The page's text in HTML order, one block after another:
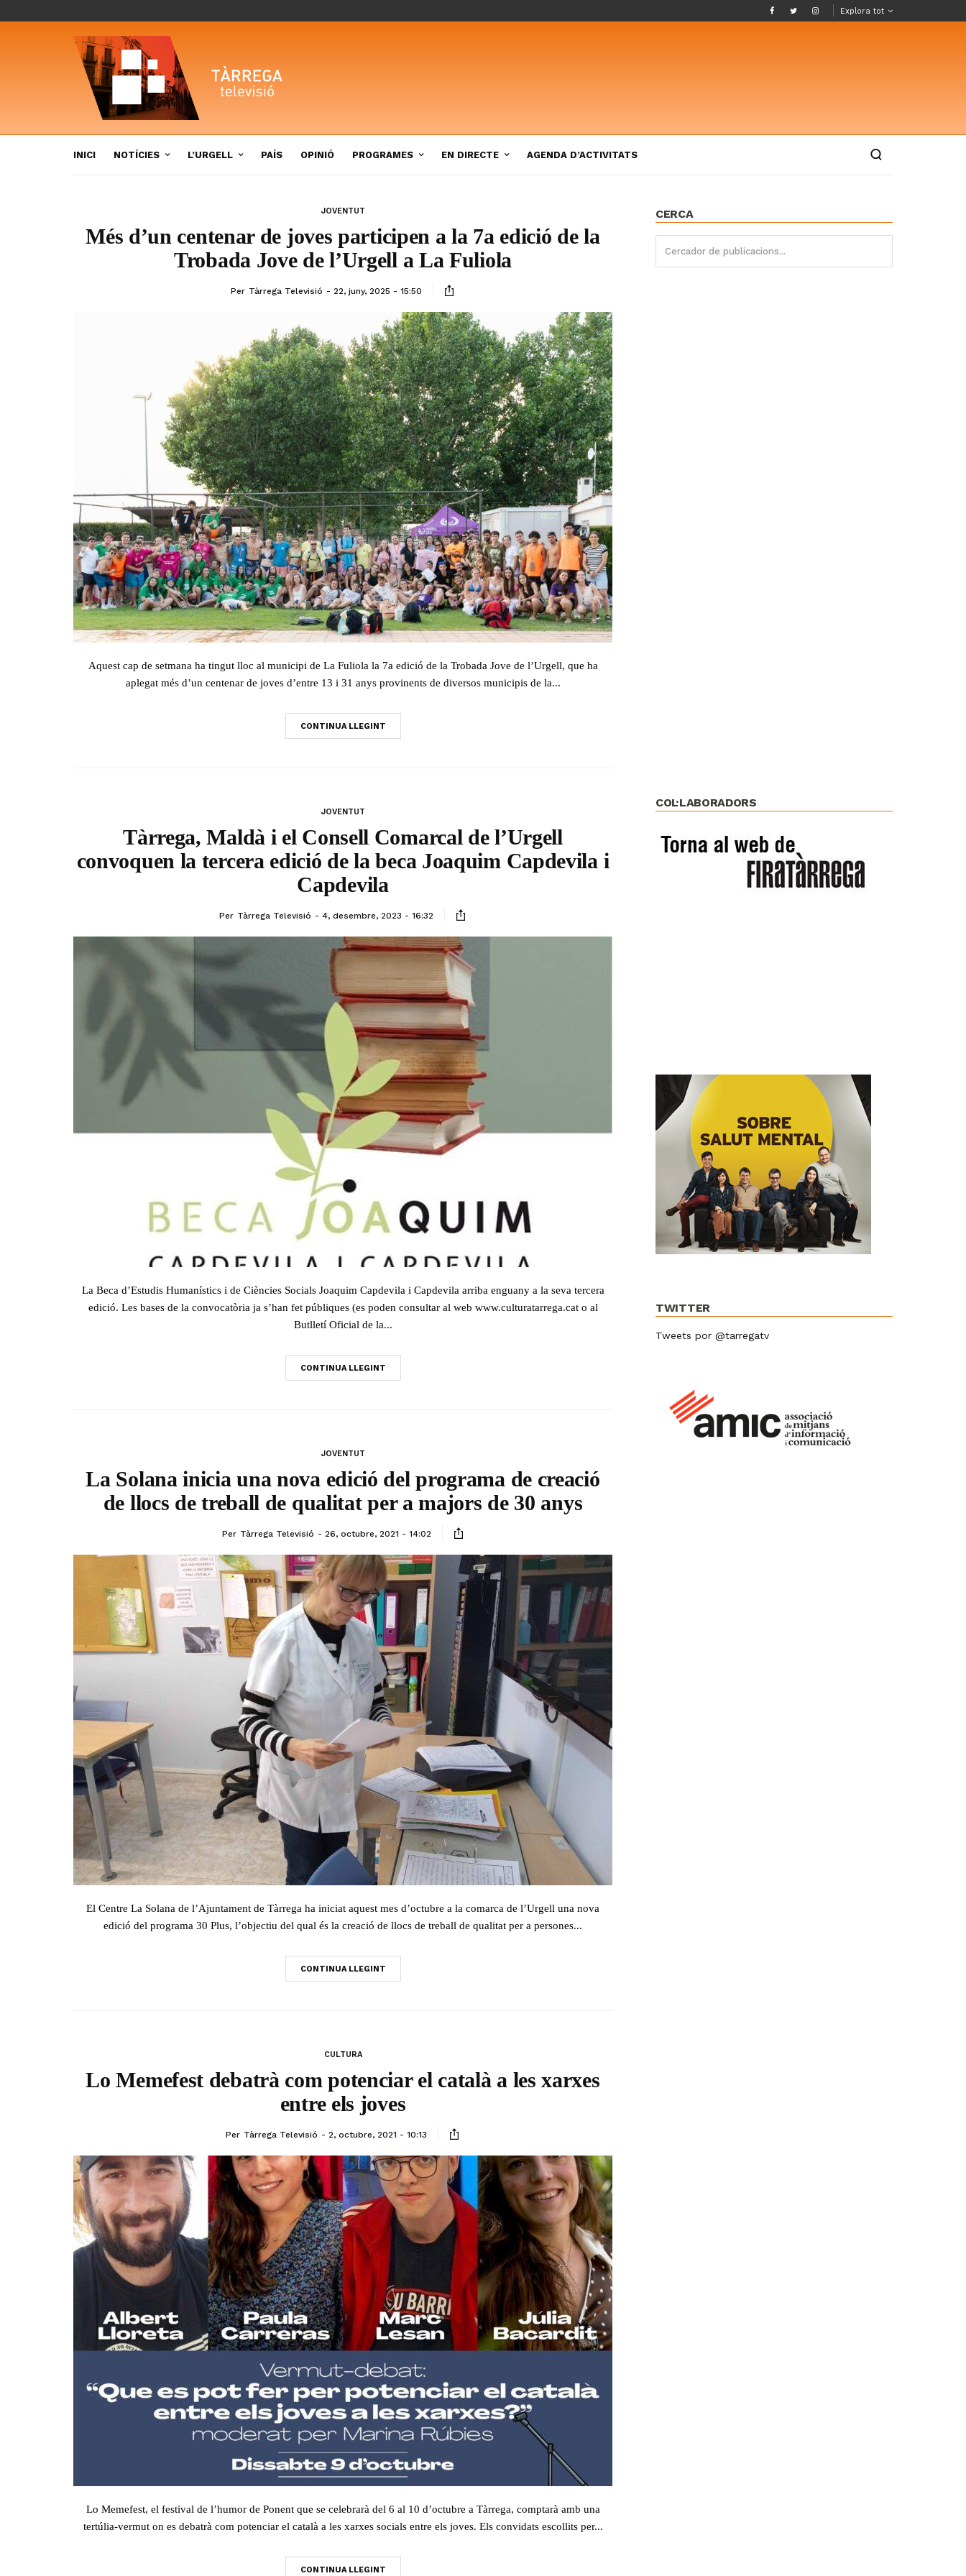
Explora tot
INICI NOTÍCIES L’URGELL PAÍS OPINIÓ PROGRAMES EN DIRECTE AGENDA D’ACTIVITATS
JOVENTUT
Més d’un centenar de joves participen a la 7a edició de la
Trobada Jove de l’Urgell a La Fuliola
Per Tàrrega Televisió 22, juny, 2025 - 15:50
Aquest cap de setmana ha tingut lloc al municipi de La Fuliola la 7a edició de la Trobada Jove de l’Urgell, que ha
aplegat més d’un centenar de joves d’entre 13 i 31 anys provinents de diversos municipis de la...
CONTINUA LLEGINT
JOVENTUT
Tàrrega, Maldà i el Consell Comarcal de l’Urgell
convoquen la tercera edició de la beca Joaquim Capdevila i
Capdevila
Per Tàrrega Televisió 4, desembre, 2023 - 16:32
La Beca d’Estudis Humanístics i de Ciències Socials Joaquim Capdevila i Capdevila arriba enguany a la seva tercera
edició. Les bases de la convocatòria ja s’han fet públiques (es poden consultar al web www.culturatarrega.cat o al
Butlletí Oficial de la...
CONTINUA LLEGINT
JOVENTUT
La Solana inicia una nova edició del programa de creació
de llocs de treball de qualitat per a majors de 30 anys
Per Tàrrega Televisió 26, octubre, 2021 - 14:02
El Centre La Solana de l’Ajuntament de Tàrrega ha iniciat aquest mes d’octubre a la comarca de l’Urgell una nova
edició del programa 30 Plus, l’objectiu del qual és la creació de llocs de treball de qualitat per a persones...
CONTINUA LLEGINT
CULTURA
Lo Memefest debatrà com potenciar el català a les xarxes
entre els joves
Per Tàrrega Televisió 2, octubre, 2021 - 10:13
Lo Memefest, el festival de l’humor de Ponent que se celebrarà del 6 al 10 d’octubre a Tàrrega, comptarà amb una
tertúlia-vermut on es debatrà com potenciar el català a les xarxes socials entre els joves. Els convidats escollits per...
CONTINUA LLEGINT
CERCA
COL·LABORADORS
TWITTER
Tweets por @tarregatv